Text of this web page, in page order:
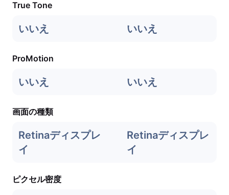
True Tone
いいえ いいえ
ProMotion
いいえ いいえ
画面の種類
Retinaディスプレ
イ
Retinaディスプレ
イ
ピクセル密度